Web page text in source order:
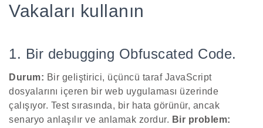
Vakaları kullanın
1. Bir debugging Obfuscated Code.
Durum: Bir geliştirici, üçüncü taraf JavaScript
dosyalarını içeren bir web uygulaması üzerinde
çalışıyor. Test sırasında, bir hata görünür, ancak
senaryo anlaşılır ve anlamak zordur. Bir problem: